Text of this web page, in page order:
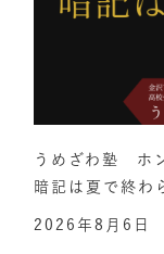
うめざわ塾 ホ
暗記は夏で終わ
2026年8月6日